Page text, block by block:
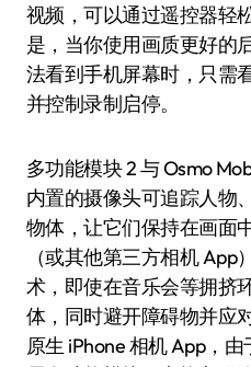
视频，可以通过遥控器轻
是，当你使用画质更好的
法看到手机屏幕时，只需
并控制录制启停。
多功能模块 2 与 Osmo
内置的摄像头可追踪人物
物体，让它们保持在画面
（或其他第三方相机 App
术，即使在音乐会等拥挤
体，同时避开障碍物并应
原生 iPhone 相机 App，